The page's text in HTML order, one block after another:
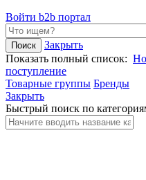
Войти b2b портал
Закрыть
Показать полный список:
поступление
Товарные группы Бренды
Закрыть
Быстрый поиск по